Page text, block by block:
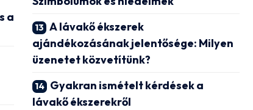
a
A lávakő ékszerek
ajándékozásának jelentősége: Milyen
üzenetet közvetítünk?
Gyakran ismételt kérdések a
lávakő ékszerekről